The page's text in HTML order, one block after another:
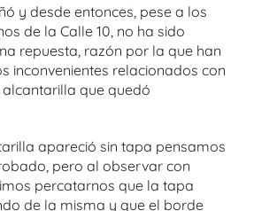
y desde entonces, pese a los
de la Calle 10, no ha sido
repuesta, razón por la que han
inconvenientes relacionados con
que quedó
apareció sin tapa pensamos
pero al observar con
percatarnos que la tapa
de la misma y que el borde